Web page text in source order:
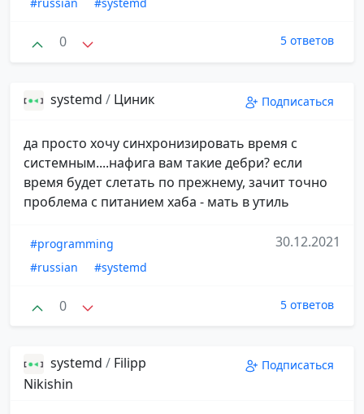
0 5 ответов
systemd / Циник Подписаться
да просто хочу синхронизировать время с
системным....нафига вам такие дебри? если
время будет слетать по прежнему, зачит точно
проблема с питанием хаба - мать в утиль
#programming
#russian
#systemd
30.12.2021
0 5 ответов
systemd / Filipp
Nikishin
Подписаться